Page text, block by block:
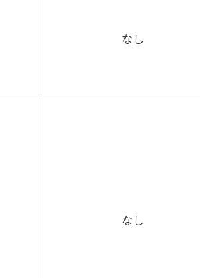
なし
なし